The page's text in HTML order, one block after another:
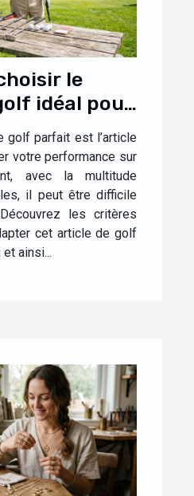
le
idéal pour
jeu ?
golf parfait est l’article
votre performance sur
avec la multitude
il peut être difficile
les critères
cet article de golf
ainsi...